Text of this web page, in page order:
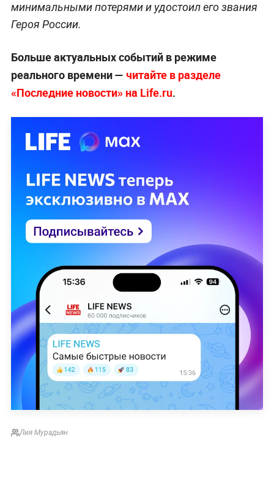
минимальными потерями и удостоил его звания
Героя России.
Больше актуальных событий в режиме
реального времени — читайте в разделе
«Последние новости» на Life.ru.
Лия Мурадьян